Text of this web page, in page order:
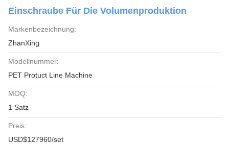
Einschraube Für Die Volumenproduktion
Markenbezeichnung:
ZhanXing
Modellnummer:
PET Protuct Line Machine
MOQ:
1 Satz
Preis:
USD$127960/set